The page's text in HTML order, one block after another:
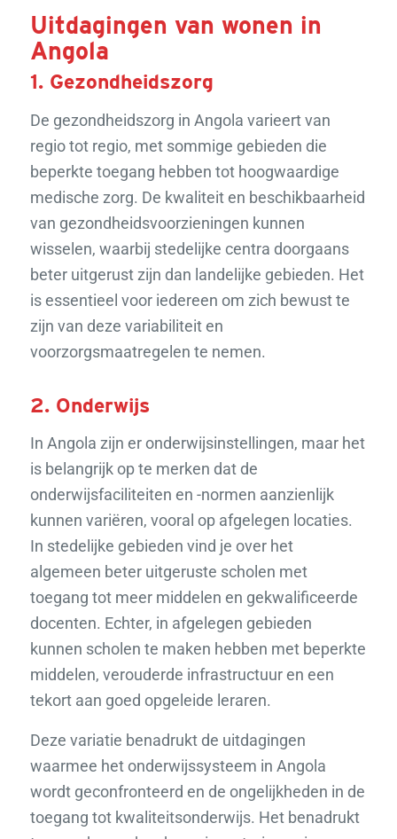
Uitdagingen van wonen in
Angola
1. Gezondheidszorg
De gezondheidszorg in Angola varieert van
regio tot regio, met sommige gebieden die
beperkte toegang hebben tot hoogwaardige
medische zorg. De kwaliteit en beschikbaarheid
van gezondheidsvoorzieningen kunnen
wisselen, waarbij stedelijke centra doorgaans
beter uitgerust zijn dan landelijke gebieden. Het
is essentieel voor iedereen om zich bewust te
zijn van deze variabiliteit en
voorzorgsmaatregelen te nemen.
2. Onderwijs
In Angola zijn er onderwijsinstellingen, maar het
is belangrijk op te merken dat de
onderwijsfaciliteiten en -normen aanzienlijk
kunnen variëren, vooral op afgelegen locaties.
In stedelijke gebieden vind je over het
algemeen beter uitgeruste scholen met
toegang tot meer middelen en gekwalificeerde
docenten. Echter, in afgelegen gebieden
kunnen scholen te maken hebben met beperkte
middelen, verouderde infrastructuur en een
tekort aan goed opgeleide leraren.
Deze variatie benadrukt de uitdagingen
waarmee het onderwijssysteem in Angola
wordt geconfronteerd en de ongelijkheden in de
toegang tot kwaliteitsonderwijs. Het benadrukt